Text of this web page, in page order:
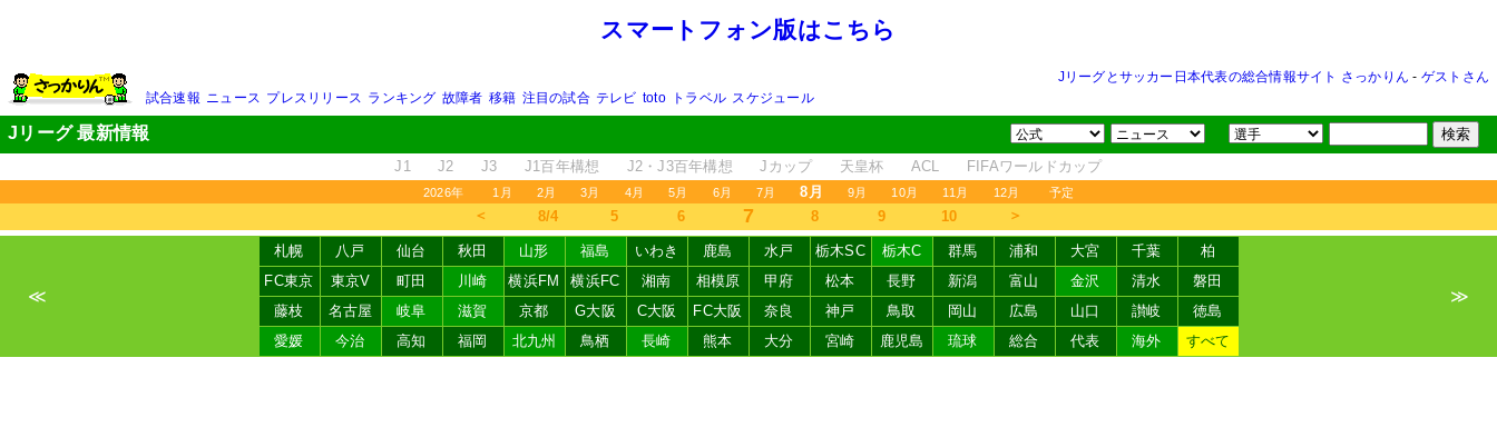
スマートフォン版はこちら
Jリーグとサッカー日本代表の総合情報サイト さっかりん - ゲストさん
試合速報 ニュース プレスリリース ランキング 故障者 移籍 注目の試合 テレビ toto トラベル スケジュール
Jリーグ 最新情報
J1 J2 J3 J1百年構想 J2・J3百年構想 Jカップ 天皇杯 ACL FIFAワールドカップ
2026年 1月 2月 3月 4月 5月 6月 7月 8月 9月 10月 11月 12月 予定
＜ 8/4 5 6 7 8 9 10 ＞
≪
札幌 八戸 仙台 秋田 山形 福島 いわき 鹿島 水戸 栃木SC 栃木C 群馬 浦和 大宮 千葉
柏
FC東京
東京V 町田 川崎 横浜FM 横浜FC 湘南 相模原 甲府 松本 長野 新潟 富山 金沢 清水
磐田
藤枝
名古屋 岐阜 滋賀 京都 G大阪 C大阪 FC大阪 奈良 神戸 鳥取 岡山 広島 山口 讃岐
徳島
愛媛
今治 高知 福岡 北九州 鳥栖 長崎 熊本 大分 宮崎 鹿児島 琉球 総合 代表 海外 すべて
≫